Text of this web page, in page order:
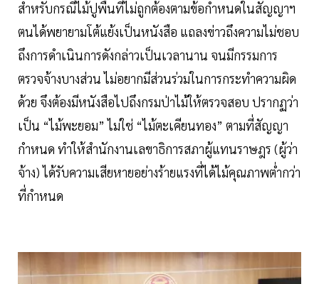
สำหรับกรณีไม้ปูพื้นที่ไม่ถูกต้องตามข้อกำหนดในสัญญาฯ
ตนได้พยายามโต้แย้งเป็นหนังสือ แถลงข่าวถึงความไม่ชอบ
ถึงการดำเนินการดังกล่าวเป็นเวลานาน จนมีกรรมการ
ตรวจจ้างบางส่วน ไม่อยากมีส่วนร่วมในการกระทำความผิด
ด้วย จึงต้องมีหนังสือไปถึงกรมป่าไม้ให้ตรวจสอบ ปรากฏว่า
เป็น “ไม้พะยอม” ไม่ใช่ “ไม้ตะเคียนทอง” ตามที่สัญญา
กำหนด ทำให้สำนักงานเลขาธิการสภาผู้แทนราษฎร (ผู้ว่า
จ้าง) ได้รับความเสียหายอย่างร้ายแรงที่ได้ไม้คุณภาพต่ำกว่า
ที่กำหนด